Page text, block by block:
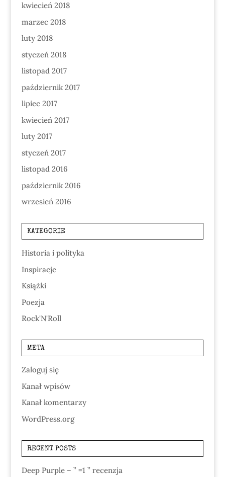
kwiecień 2018
marzec 2018
luty 2018
styczeń 2018
listopad 2017
październik 2017
lipiec 2017
kwiecień 2017
luty 2017
styczeń 2017
listopad 2016
październik 2016
wrzesień 2016
KATEGORIE
Historia i polityka
Inspiracje
Książki
Poezja
Rock'N'Roll
META
Zaloguj się
Kanał wpisów
Kanał komentarzy
WordPress.org
RECENT POSTS
Deep Purple – ” =1 ” recenzja